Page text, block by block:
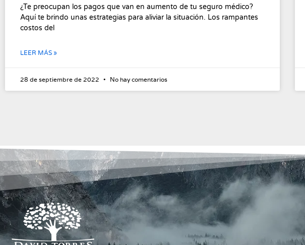
¿Te preocupan los pagos que van en aumento de tu seguro médico?
Aquí te brindo unas estrategias para aliviar la situación. Los rampantes
costos del
LEER MÁS »
28 de septiembre de 2022 No hay comentarios